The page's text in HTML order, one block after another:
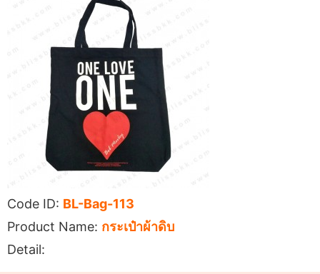
Code ID: BL-Bag-113
Product Name: กระเป๋าผ้าดิบ
Detail: